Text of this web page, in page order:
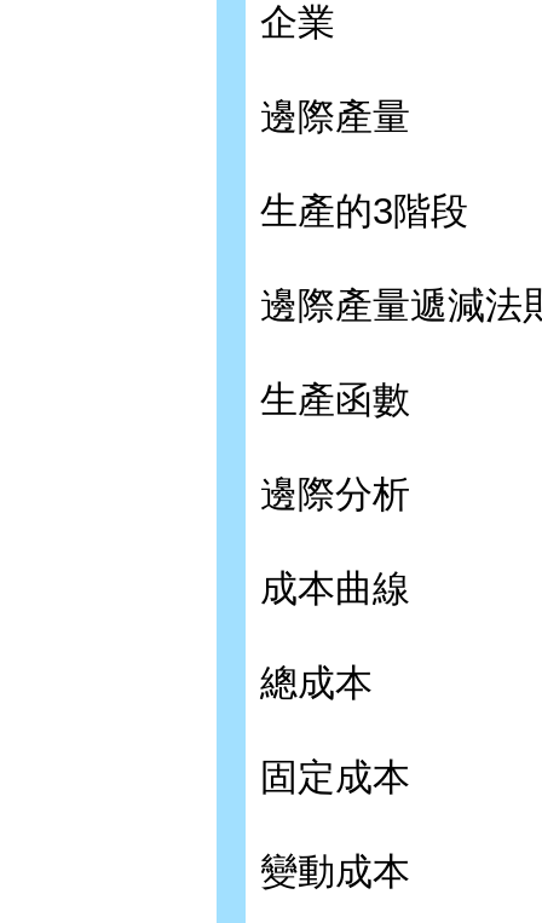
企業
邊際產量
生產的3階段
邊際產量遞減法
生產函數
邊際分析
成本曲線
總成本
固定成本
變動成本